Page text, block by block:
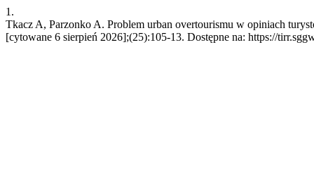
1.
Tkacz A, Parzonko A. Problem urban overtourismu w opiniach
[cytowane 6 sierpień 2026];(25):105-13. Dostępne na: https://